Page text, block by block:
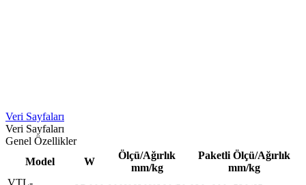
Veri Sayfaları
Veri Sayfaları
Genel Özellikler
Model
W
Ölçü/Ağırlık
mm/kg
Paketli Ölçü/Ağırlık
mm/kg